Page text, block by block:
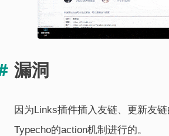
漏洞
因为Links插件插入友链、更新友
Typecho的action机制进行的。